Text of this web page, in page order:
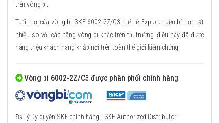
trên vòng bi.
Tuổi thọ của vòng bi SKF 6002-2Z/C3 thế hệ Explorer bền bỉ hơn rất
nhiều so với các hãng vòng bi khác trên thị trường, điều này đã được
hàng triệu khách hàng khắp nơi trên toàn thế giới kiểm chứng.
Vòng bi 6002-2Z/C3 được phân phối chính hãng
Đại lý ủy quyền SKF chính hãng - SKF Authorized Distributor